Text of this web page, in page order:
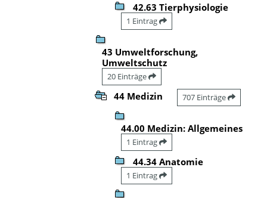
42.63 Tierphysiologie
1 Eintrag
43 Umweltforschung,
Umweltschutz
20 Einträge
44 Medizin 707 Einträge
44.00 Medizin: Allgemeines
1 Eintrag
44.34 Anatomie
1 Eintrag